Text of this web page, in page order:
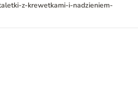
z-krewetkami-i-nadzieniem-